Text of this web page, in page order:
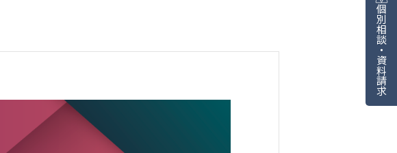
個別相談・資料請求